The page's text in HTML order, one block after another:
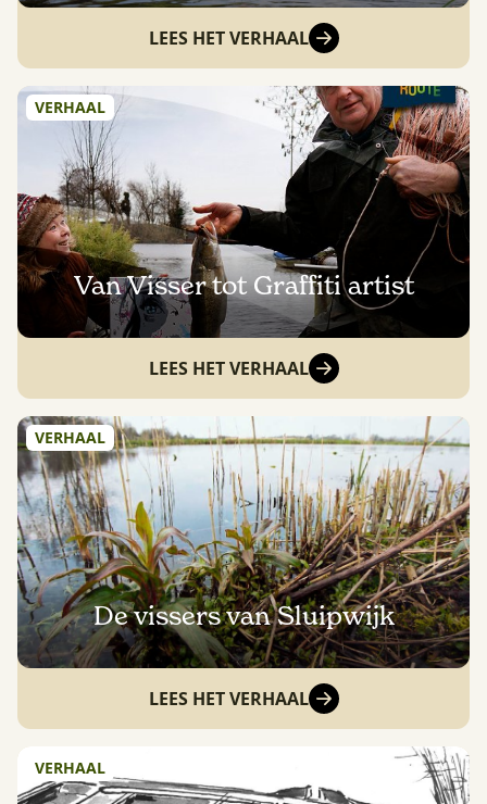
LEES HET VERHAAL
VERHAAL
Van Visser tot Graffiti artist
LEES HET VERHAAL
VERHAAL
De vissers van Sluipwijk
LEES HET VERHAAL
VERHAAL